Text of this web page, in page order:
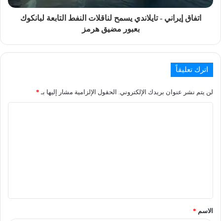
اتفاق إيراني - تايلاندي يسمح لناقلات النفط التابعة لبانكوك
بعبور مضيق هرمز
اترك تعليقاً
لن يتم نشر عنوان بريدك الإلكتروني. الحقول الإلزامية مشار إليها بـ *
الاسم *